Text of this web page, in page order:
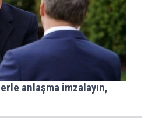
anlaşma imzalayın,